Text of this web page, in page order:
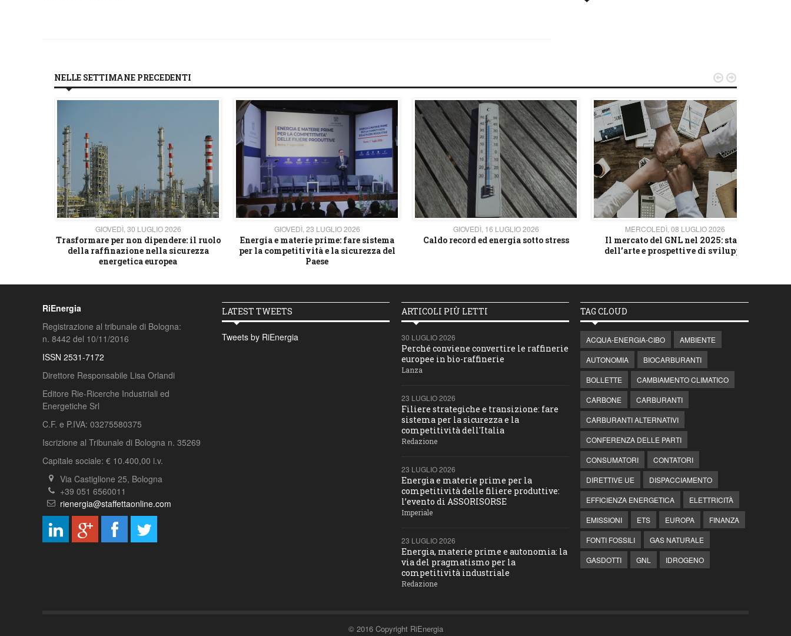
NELLE SETTIMANE PRECEDENTI
GIOVEDÌ, 30 LUGLIO 2026
Trasformare per non dipendere: il ruolo
della raffinazione nella sicurezza
energetica europea
GIOVEDÌ, 23 LUGLIO 2026
Energia e materie prime: fare sistema
per la competitività e la sicurezza del
Paese
GIOVEDÌ, 16 LUGLIO 2026
Caldo record ed energia sotto stress
MERCOLEDÌ, 08 LUGLIO 2026
Il mercato del GNL nel 2025: stato
dell’arte e prospettive di sviluppo
 
RiEnergia
Registrazione al tribunale di Bologna:
n. 8442 del 10/11/2016
ISSN 2531-7172
Direttore Responsabile Lisa Orlandi
Editore Rie-Ricerche Industriali ed
Energetiche Srl
C.F. e P.IVA: 03275580375
Iscrizione al Tribunale di Bologna n. 35269
Capitale sociale: € 10.400,00 i.v.
Via Castiglione 25, Bologna
+39 051 6560011
rienergia@staffettaonline.com
LATEST TWEETS
Tweets by RiEnergia
ARTICOLI PIÙ LETTI
30 LUGLIO 2026
Perché conviene convertire le raffinerie
europee in bio-raffinerie
Lanza
23 LUGLIO 2026
Filiere strategiche e transizione: fare
sistema per la sicurezza e la
competitività dell'Italia
Redazione
23 LUGLIO 2026
Energia e materie prime per la
competitività delle filiere produttive:
l’evento di ASSORISORSE
Imperiale
23 LUGLIO 2026
Energia, materie prime e autonomia: la
via del pragmatismo per la
competitività industriale
Redazione
TAG CLOUD
ACQUA-ENERGIA-CIBO
AMBIENTE
AUTONOMIA
BIOCARBURANTI
BOLLETTE
CAMBIAMENTO CLIMATICO
CARBONE
CARBURANTI
CARBURANTI ALTERNATIVI
CONFERENZA DELLE PARTI
CONSUMATORI
CONTATORI
DIRETTIVE UE
DISPACCIAMENTO
EFFICIENZA ENERGETICA
ELETTRICITÀ
EMISSIONI
ETS EUROPA
FINANZA
FONTI FOSSILI
GAS NATURALE
GASDOTTI
GNL IDROGENO
© 2016 Copyright RiEnergia